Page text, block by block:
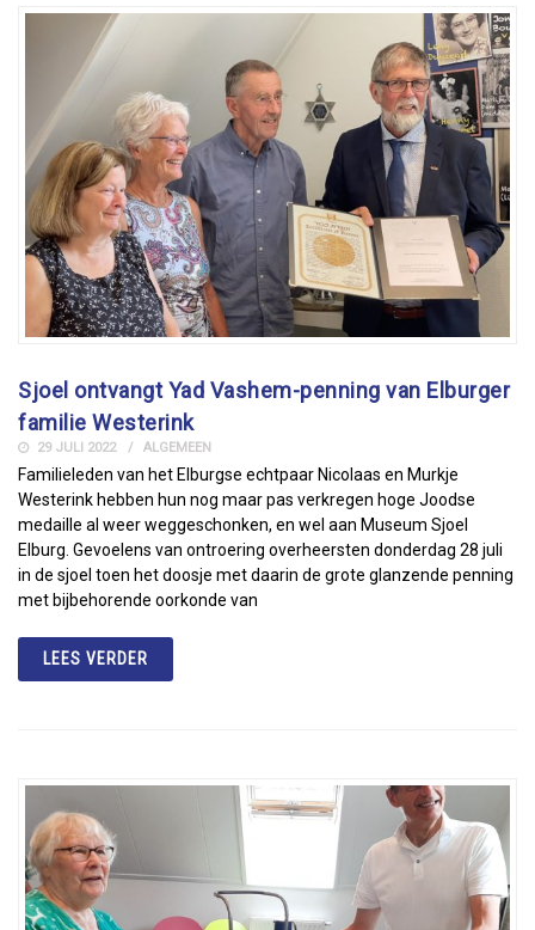
Sjoel ontvangt Yad Vashem-penning van Elburger
familie Westerink
29 JULI 2022 ALGEMEEN
Familieleden van het Elburgse echtpaar Nicolaas en Murkje
Westerink hebben hun nog maar pas verkregen hoge Joodse
medaille al weer weggeschonken, en wel aan Museum Sjoel
Elburg. Gevoelens van ontroering overheersten donderdag 28 juli
in de sjoel toen het doosje met daarin de grote glanzende penning
met bijbehorende oorkonde van
LEES VERDER